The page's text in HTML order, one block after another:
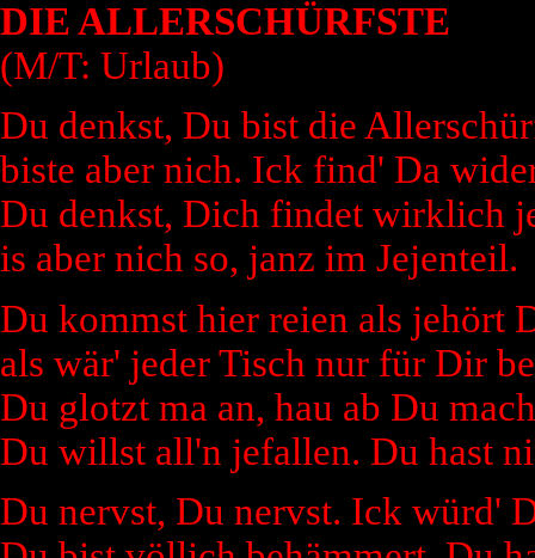
DIE ALLERSCHÜRFSTE
(M/T: Urlaub)
Du denkst, Du bist die
biste aber nich. Ick find' Da
Du denkst, Dich findet wirklich
is aber nich so, janz im Jejenteil.
Du kommst hier reien als jehört
als wär' jeder Tisch nur für Dir
Du glotzt ma an, hau ab Du
Du willst all'n jefallen. Du hast
Du nervst, Du nervst. Ick würd'